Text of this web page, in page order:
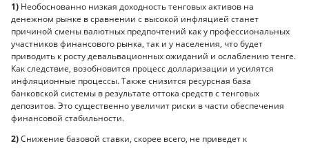
1) Необоснованно низкая доходность тенговых активов на
денежном рынке в сравнении с высокой инфляцией станет
причиной смены валютных предпочтений как у профессиональных
участников финансового рынка, так и у населения, что будет
приводить к росту девальвационных ожиданий и ослаблению тенге.
Как следствие, возобновится процесс долларизации и усилятся
инфляционные процессы. Также снизится ресурсная база
банковской системы в результате оттока средств с тенговых
депозитов. Это существенно увеличит риски в части обеспечения
финансовой стабильности.
2)Снижение базовой ставки, скорее всего, не приведет к